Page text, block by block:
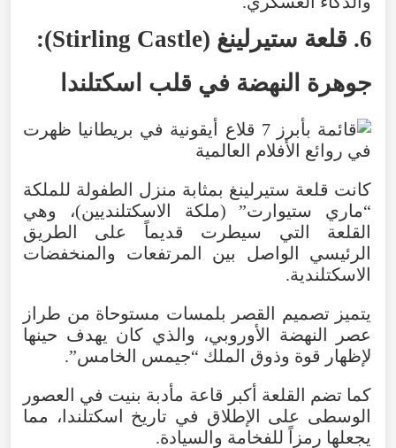
6
. قلعة ستيرلينغ (
Stirling Castle
):
جوهرة النهضة في قلب اسكتلندا
كانت قلعة ستيرلينغ بمثابة منزل الطفولة للملكة
“ماري ستيوارت” (ملكة الاسكتلنديين)، وهي
القلعة
التي سيطرت قديماً على
الطريق
الرئيسي
الواصل بين المرتفعات
والمنخفضات
الاسكتلندية.
يتميز تصميم القصر بلمسات مستوحاة من طراز
عصر
النهضة الأوروبي، والذي كان يهدف حينها
لإظهار قوة وذوق الملك “جيمس الخامس”.
كما تضم القلعة أكبر قاعة مأدبة بنيت في العصور
الوسطى على الإطلاق في تاريخ اسكتلندا، مما
يجعلها رمزاً للفخامة والسيادة.